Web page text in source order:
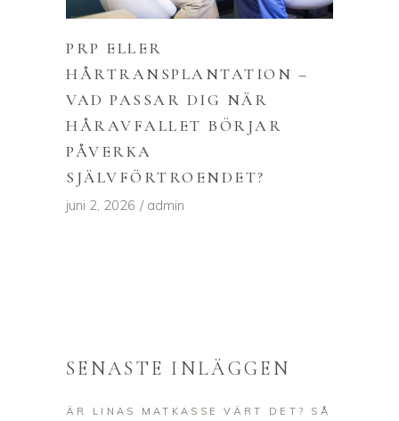
PRP ELLER
HÅRTRANSPLANTATION –
VAD PASSAR DIG NÄR
HÅRAVFALLET BÖRJAR
PÅVERKA
SJÄLVFÖRTROENDET?
juni 2, 2026 admin
SENASTE INLÄGGEN
ÄR LINAS MATKASSE VÄRT DET? SÅ